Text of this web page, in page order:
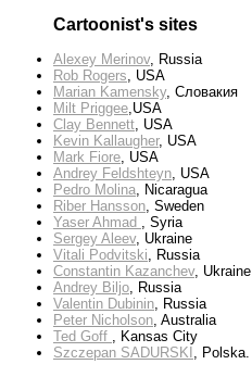
Cartoonist's sites
Alexey Merinov, Russia
Rob Rogers, USA
Marian Kamensky, Словакия
Milt Priggee,USA
Clay Bennett, USA
Kevin Kallaugher, USA
Mark Fiore, USA
Andrey Feldshteyn, USA
Pedro Molina, Nicaragua
Riber Hansson, Sweden
Yaser Ahmad , Syria
Sergey Aleev, Ukraine
Vitali Podvitski, Russia
Constantin Kazanchev, Ukraine
Andrey Biljo, Russia
Valentin Dubinin, Russia
Peter Nicholson, Australia
Ted Goff , Kansas City
Szczepan SADURSKI , Polska.